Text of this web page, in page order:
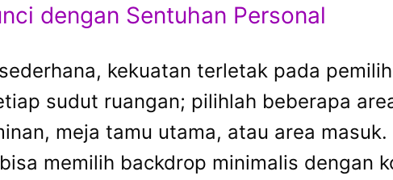
dengan Sentuhan Personal
kekuatan terletak pada
sudut ruangan; pilihlah beberapa
meja tamu utama, atau area masuk.
memilih backdrop minimalis dengan